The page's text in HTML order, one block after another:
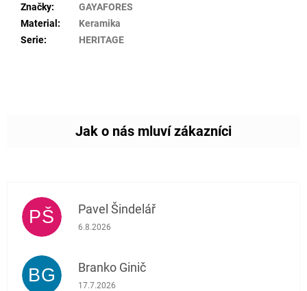
Značky:
GAYAFORES
Material :
Keramika
Serie: HERITAGE
PŠ Pavel Šindelář
Hodnocení obchodu je 5 z 5 hvězdiček.
6.8.2026
BG Branko Ginič
Hodnocení obchodu je 5 z 5 hvězdiček.
17.7.2026